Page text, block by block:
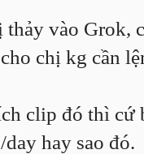
thảy vào Grok,
chị kg cần
clip đó thì cứ
day hay sao